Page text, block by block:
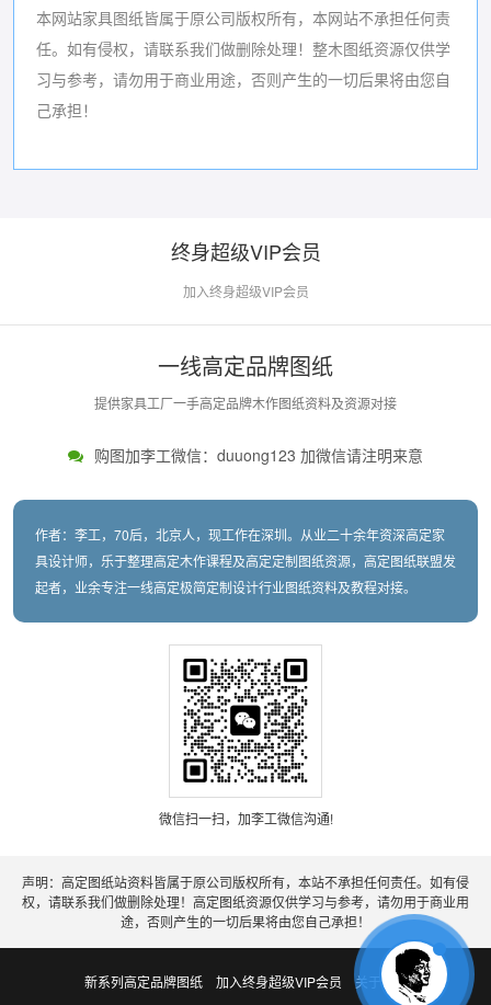
本网站家具图纸皆属于原公司版权所有，本网站不承担任何责
任。如有侵权，请联系我们做删除处理！ 整木图纸资源仅供学
习与参考，请勿用于商业用途，否则产生的一切后果将由您自
己承担！
终身超级VIP会员
加入终身超级VIP会员
一线高定品牌图纸
提供家具工厂一手高定品牌木作图纸资料及资源对接
购图加李工微信：duuong123 加微信请注明来意
作者：李工，70后，北京人，现工作在深圳。从业二十余年资深高定家
具设计师，乐于整理高定木作课程及高定定制图纸资源，高定图纸联盟发
起者，业余专注一线高定极简定制设计行业图纸资料及教程对接。
微信扫一扫，加李工微信沟通!
声明：高定图纸站资料皆属于原公司版权所有，本站不承担任何责任。如有侵
权，请联系我们做删除处理！高定图纸资源仅供学习与参考，请勿用于商业用
途，否则产生的一切后果将由您自己承担！
新系列高定品牌图纸 加入终身超级VIP会员 关于老李